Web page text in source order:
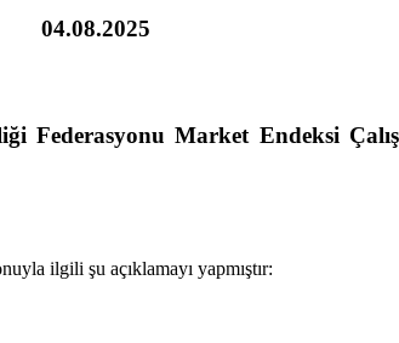
04.08.2025
Federasyonu Market Endeksi
ilgili şu açıklamayı yapmıştır: